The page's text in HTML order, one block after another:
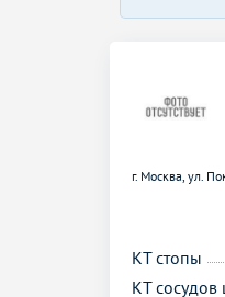
г. Москва, ул.
КТ стопы
КТ сосудов